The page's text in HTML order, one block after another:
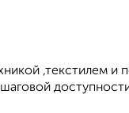
,текстилем и